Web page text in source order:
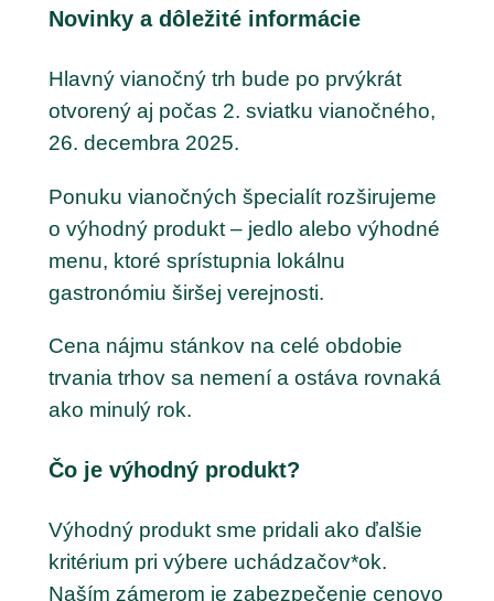
Novinky a dôležité informácie
Hlavný vianočný trh bude po prvýkrát
otvorený aj počas 2. sviatku vianočného,
26. decembra 2025.
Ponuku vianočných špecialít rozširujeme
o výhodný produkt – jedlo alebo výhodné
menu, ktoré sprístupnia lokálnu
gastronómiu širšej verejnosti.
Cena nájmu stánkov na celé obdobie
trvania trhov sa nemení a ostáva rovnaká
ako minulý rok.
Čo je výhodný produkt?
Výhodný produkt sme pridali ako ďalšie
kritérium pri výbere uchádzačov*ok.
Naším zámerom je zabezpečenie cenovo